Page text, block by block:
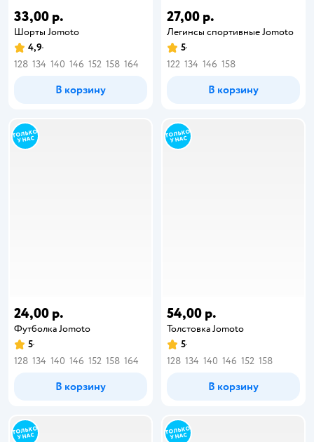
33,00 р.
Шорты Jomoto
4,9
128 134 140 146 152 158 164
В корзину
27,00 р.
Легинсы спортивные Jomoto
5
122 134 146 158
В корзину
24,00 р.
Футболка Jomoto
5
128 134 140 146 152 158 164
В корзину
54,00 р.
Толстовка Jomoto
5
128 134 140 146 152 158
В корзину